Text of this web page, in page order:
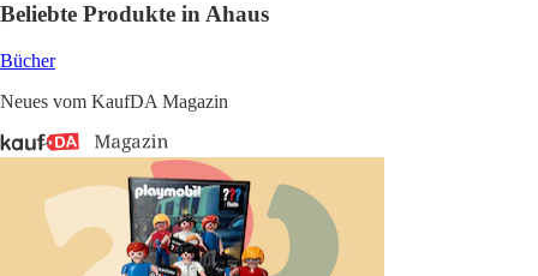
Beliebte Produkte in Ahaus
Bücher
Neues vom KaufDA Magazin